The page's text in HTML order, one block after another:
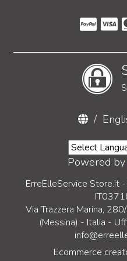
/
Powered by
ErreElleService Store.it
Via Trazzera Marina,
(Messina) - Italia -
Ecommerce